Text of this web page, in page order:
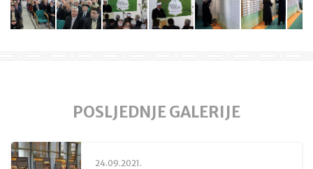
POSLJEDNJE GALERIJE
24.09.2021.